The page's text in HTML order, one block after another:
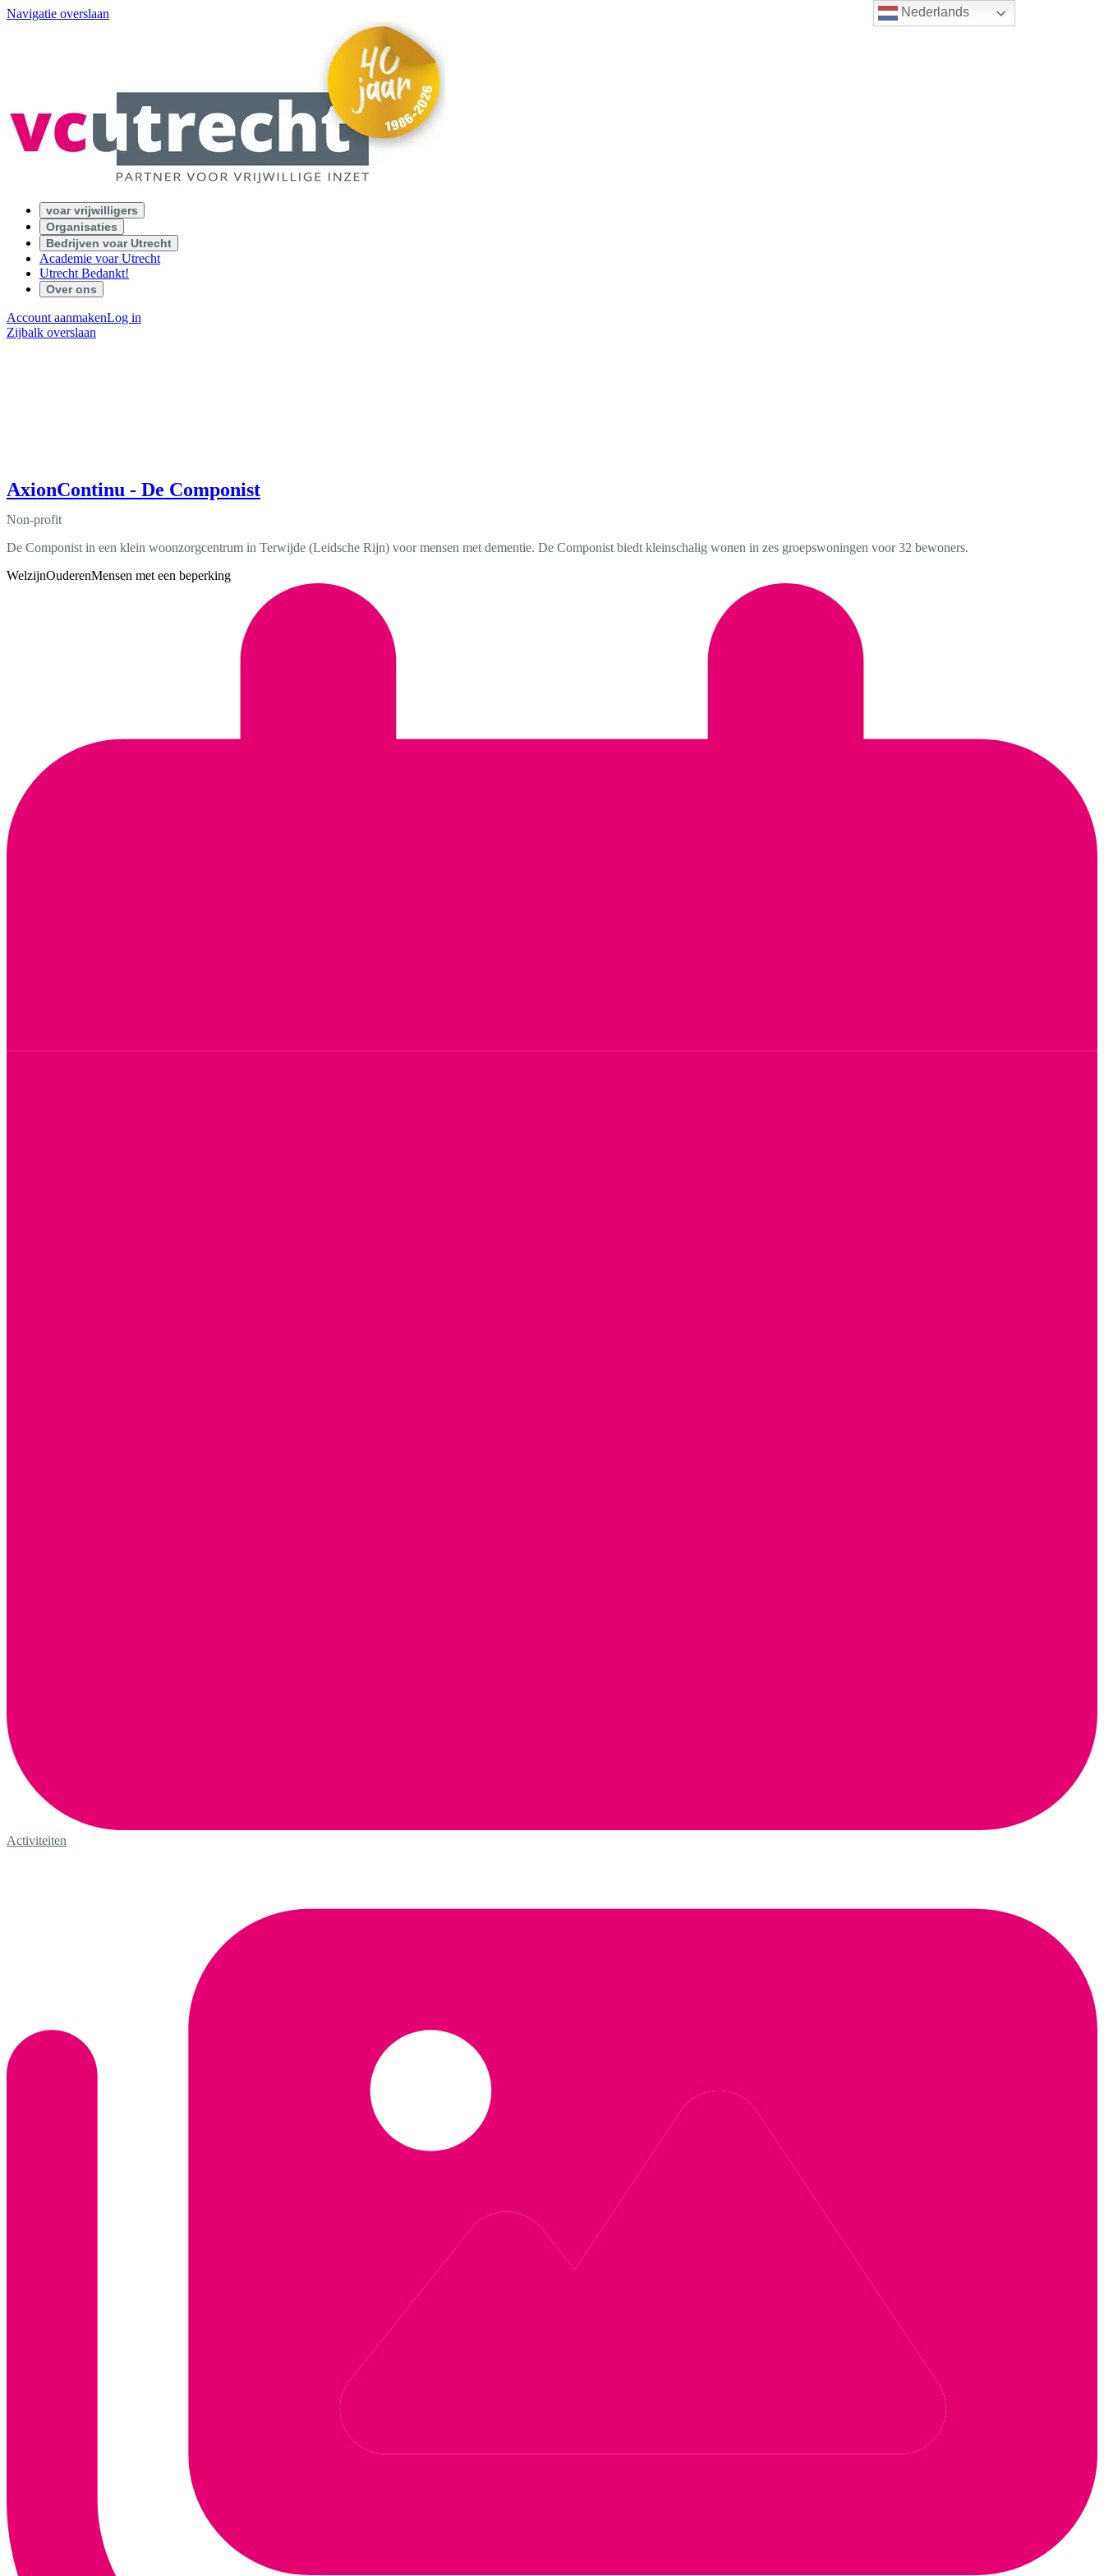
Nederlands
Navigatie overslaan
voar vrijwilligers
Organisaties
Bedrijven voar Utrecht
Academie voar Utrecht
Utrecht Bedankt!
Over ons
Account aanmakenLog in
Zijbalk overslaan
AxionContinu - De Componist
Non-profit
De Componist in een klein woonzorgcentrum in Terwijde (Leidsche Rijn) voor mensen met dementie. De Componist biedt kleinschalig wonen in zes groepswoningen voor 32 bewoners.
WelzijnOuderenMensen met een beperking
Activiteiten